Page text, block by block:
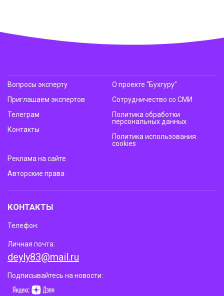
Вопросы эксперту
Приглашаем экспертов
Телеграм
Контакты
О проекте “Бухгуру”
Сотрудничество со СМИ
Политика обработки
персональных данных
Политика использования
cookies
Реклама на сайте
Авторские права
КОНТАКТЫ
Телефон:
Личная почта:
deyly83@mail.ru
Подписывайтесь на новости: